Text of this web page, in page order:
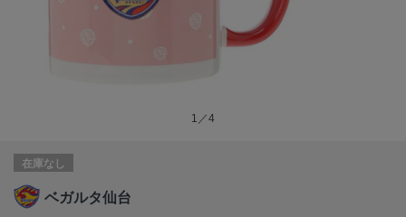
1／4
在庫なし
ベガルタ仙台